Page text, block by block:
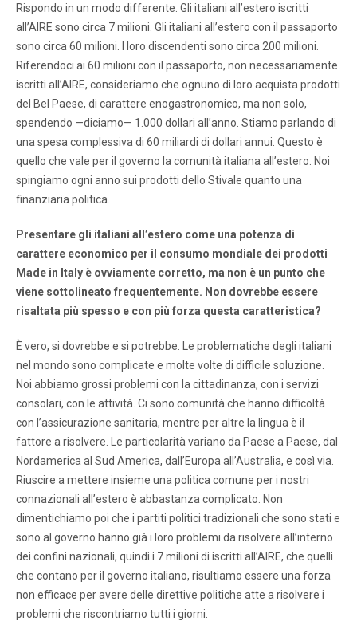
Rispondo in un modo differente. Gli italiani all’estero iscritti
all’AIRE sono circa 7 milioni. Gli italiani all’estero con il passaporto
sono circa 60 milioni. I loro discendenti sono circa 200 milioni.
Riferendoci ai 60 milioni con il passaporto, non necessariamente
iscritti all’AIRE, consideriamo che ognuno di loro acquista prodotti
del Bel Paese, di carattere enogastronomico, ma non solo,
spendendo —diciamo— 1.000 dollari all’anno. Stiamo parlando di
una spesa complessiva di 60 miliardi di dollari annui. Questo è
quello che vale per il governo la comunità italiana all’estero. Noi
spingiamo ogni anno sui prodotti dello Stivale quanto una
finanziaria politica.
Presentare gli italiani all’estero come una potenza di
carattere economico per il consumo mondiale dei prodotti
Made in Italy è ovviamente corretto, ma non è un punto che
viene sottolineato frequentemente. Non dovrebbe essere
risaltata più spesso e con più forza questa caratteristica?
È vero, si dovrebbe e si potrebbe. Le problematiche degli italiani
nel mondo sono complicate e molte volte di difficile soluzione.
Noi abbiamo grossi problemi con la cittadinanza, con i servizi
consolari, con le attività. Ci sono comunità che hanno difficoltà
con l’assicurazione sanitaria, mentre per altre la lingua è il
fattore a risolvere. Le particolarità variano da Paese a Paese, dal
Nordamerica al Sud America, dall’Europa all’Australia, e così via.
Riuscire a mettere insieme una politica comune per i nostri
connazionali all’estero è abbastanza complicato. Non
dimentichiamo poi che i partiti politici tradizionali che sono stati e
sono al governo hanno già i loro problemi da risolvere all’interno
dei confini nazionali, quindi i 7 milioni di iscritti all’AIRE, che quelli
che contano per il governo italiano, risultiamo essere una forza
non efficace per avere delle direttive politiche atte a risolvere i
problemi che riscontriamo tutti i giorni.